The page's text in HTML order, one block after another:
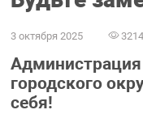
3 октября 2025 3214
городского
себя!